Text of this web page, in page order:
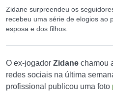
Zidane surpreendeu os
recebeu uma série de elogios ao
esposa e dos filhos.
O ex-jogador Zidane chamou
redes sociais na última
profissional publicou uma foto